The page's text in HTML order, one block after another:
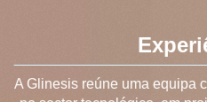
A Glinesis reúne uma equipa